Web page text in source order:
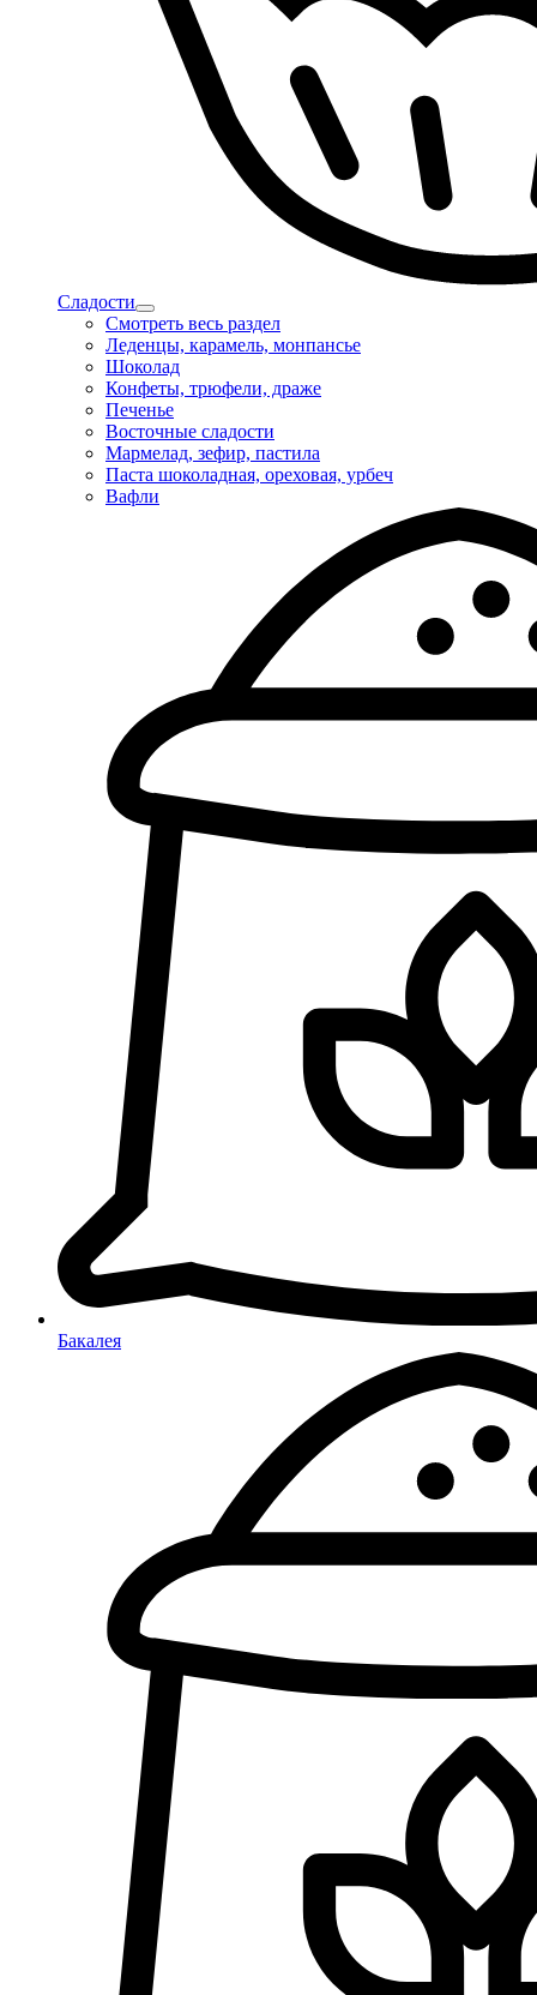
Сладости
Смотреть весь раздел
Леденцы, карамель, монпансье
Шоколад
Конфеты, трюфели, драже
Печенье
Восточные сладости
Мармелад, зефир, пастила
Паста шоколадная, ореховая, урбеч
Вафли
Бакалея